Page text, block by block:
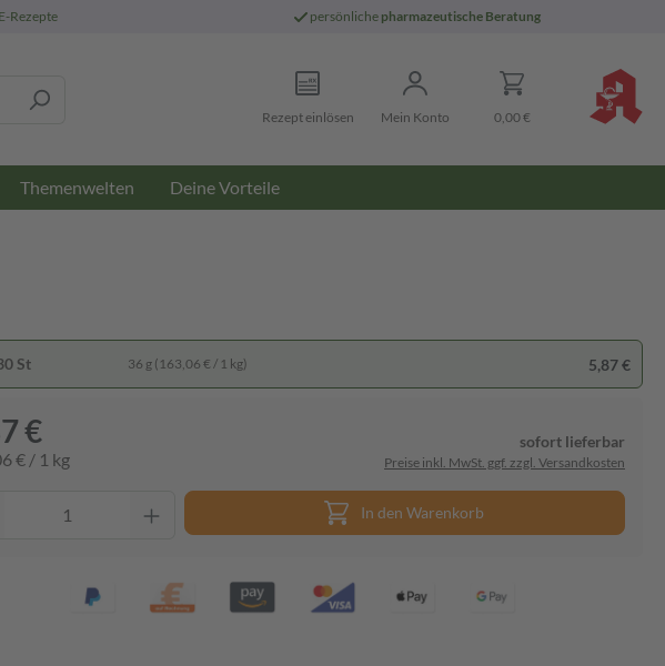
Rezepte persönliche pharmazeutische Beratung
Rezept einlösen Mein Konto 0,00 €
Themenwelten Deine Vorteile
St 36 g (163,06 € / 1 kg) 5,87 €
€
€ / 1 kg
sofort lieferbar
Preise inkl. MwSt. ggf. zzgl. Versandkosten
In den Warenkorb